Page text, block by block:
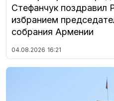
Стефанчук поздравил
избранием
собрания Армении
04.08.2026 16:21